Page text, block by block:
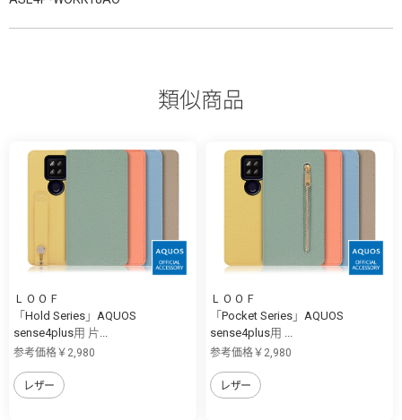
類似商品
ＬＯＯＦ
「Hold Series」AQUOS
sense4plus用 片...
参考価格￥2,980
レザー
ＬＯＯＦ
「Pocket Series」AQUOS
sense4plus用 ...
参考価格￥2,980
レザー